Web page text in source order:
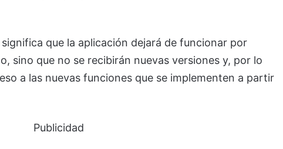
que la aplicación dejará de funcionar por
sino que no se recibirán nuevas versiones y, por lo
a las nuevas funciones que se implementen a partir
Publicidad